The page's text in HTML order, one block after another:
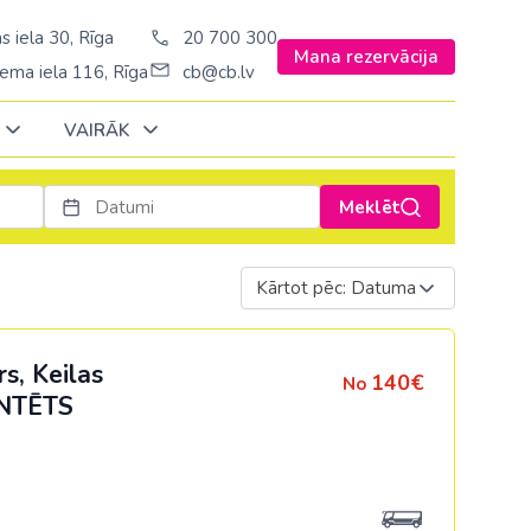
iela 30, Rīga
iela 116, Rīga
20 700 300
cb@cb.lv
Mana rezervācija
Decembrī Janvārī
Stambulā/
Decembrī Janvārī
Decembrī Janvārī
VAIRĀK
Meklēt
Kārtot pēc: Datuma
Keilas
No 140€